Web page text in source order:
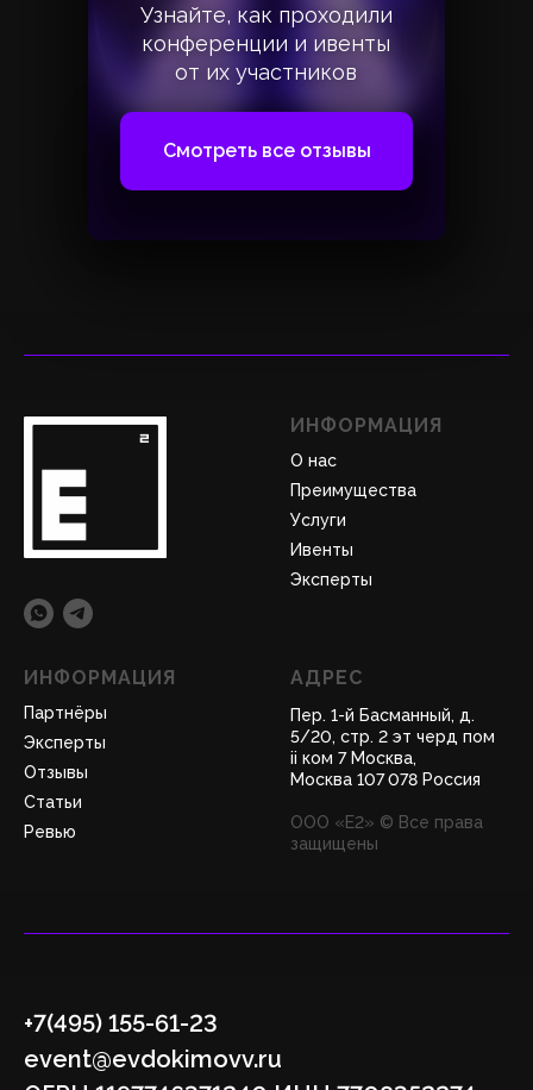
Узнайте, как проходили
конференции и ивенты
от их участников
Узнайте, как проходили
конференции и ивенты
от их участников
Смотреть все отзывы
ИНФОРМАЦИЯ
О нас
Преимущества
Услуги
Ивенты
Эксперты
ИНФОРМАЦИЯ
Партнёры
Эксперты
Отзывы
Статьи
Ревью
АДРЕС
Пер. 1-й Басманный, д.
5/20, стр. 2 эт черд пом
ii ком 7 Москва,
Москва 107 078 Россия
ООО «Е2» © Все права
защищены
+7(495) 155-61-23
event@evdokimovv.ru